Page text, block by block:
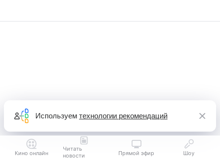
Кино онлайн
Читать
новости
Прямой эфир Шоу
Используем технологии рекомендаций